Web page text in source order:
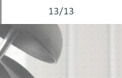
13/13